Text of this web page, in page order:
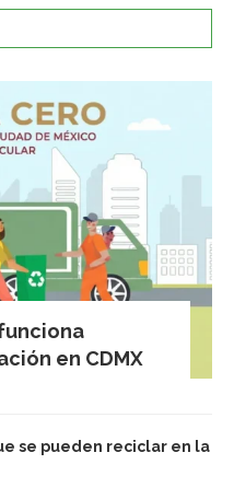
en CDMX
se pueden reciclar en la